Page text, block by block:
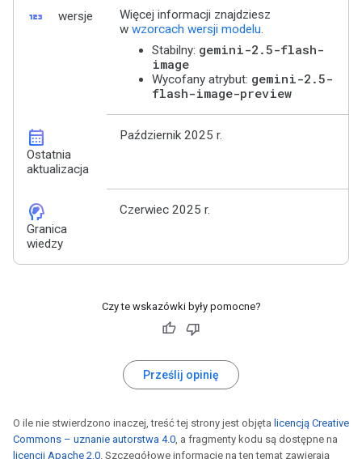
123 wersje
Więcej informacji znajdziesz
w wzorcach wersji modelu.
Stabilny: gemini-2.5-flash-
image
Wycofany atrybut: gemini-2.5-
flash-image-preview
calendar_month
Ostatnia
aktualizacja
Październik 2025 r.
cognition_2
Granica
wiedzy
Czerwiec 2025 r.
Czy te wskazówki były pomocne?
Prześlij opinię
O ile nie stwierdzono inaczej, treść tej strony jest objęta licencją Creative
Commons – uznanie autorstwa 4.0, a fragmenty kodu są dostępne na
licencji Apache 2.0. Szczegółowe informacje na ten temat zawierają